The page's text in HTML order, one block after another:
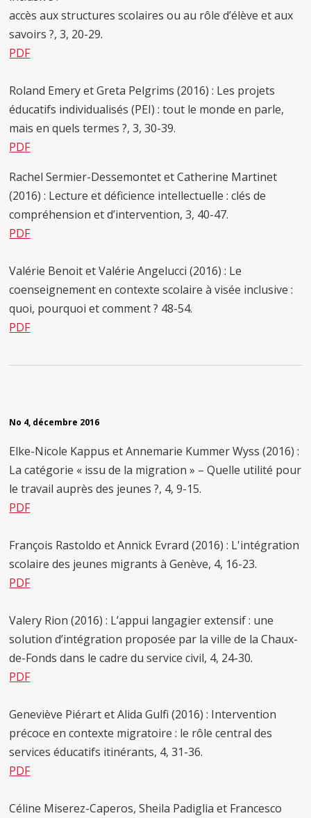
accès aux structures scolaires ou au rôle d’élève et aux
savoirs ?, 3, 20-29.
PDF
Roland Emery et Greta Pelgrims (2016) : Les projets
éducatifs individualisés (PEI) : tout le monde en parle,
mais en quels termes ?, 3, 30-39.
PDF
Rachel Sermier-Dessemontet et Catherine Martinet
(2016) : Lecture et déficience intellectuelle : clés de
compréhension et d’intervention, 3, 40-47.
PDF
Valérie Benoit et Valérie Angelucci (2016) : Le
coenseignement en contexte scolaire à visée inclusive :
quoi, pourquoi et comment ? 48-54.
PDF
No 4, décembre 2016
Elke-Nicole Kappus et Annemarie Kummer Wyss (2016) :
La catégorie « issu de la migration » – Quelle utilité pour
le travail auprès des jeunes ?, 4, 9-15.
PDF
François Rastoldo et Annick Evrard (2016) : L'intégration
scolaire des jeunes migrants à Genève, 4, 16-23.
PDF
Valery Rion (2016) : L’appui langagier extensif : une
solution d’intégration proposée par la ville de la Chaux-
de-Fonds dans le cadre du service civil, 4, 24-30.
PDF
Geneviève Piérart et Alida Gulfi (2016) : Intervention
précoce en contexte migratoire : le rôle central des
services éducatifs itinérants, 4, 31-36.
PDF
Céline Miserez-Caperos, Sheila Padiglia et Francesco